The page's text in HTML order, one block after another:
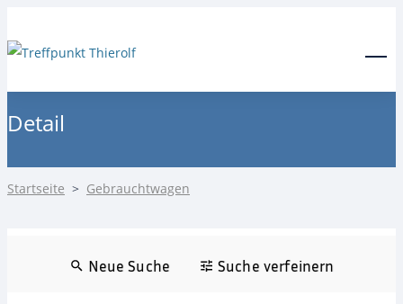
Detail
Startseite > Gebrauchtwagen
Neue Suche Suche verfeinern